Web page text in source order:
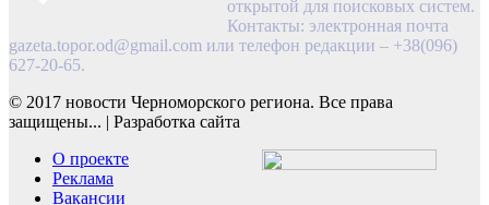
открытой для поисковых систем.
Контакты: электронная почта
gazeta.topor.od@gmail.com или телефон редакции – +38(096)
627-20-65.
© 2017 новости Черноморского региона. Все права
защищены... | Разработка сайта
О проекте
Реклама
Вакансии